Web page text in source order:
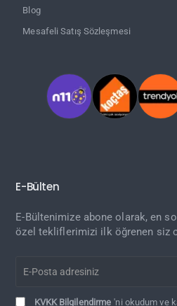
Blog
Mesafeli Satış Sözleşmesi
E-Bülten
E-Bültenimize abone olarak, en
özel tekliflerimizi ilk öğrenen siz
Posta
KVKK Bilgilendirme 'ni okudum ve